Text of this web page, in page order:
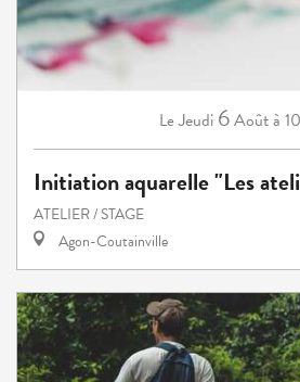
LeJeudi 6Aoûtà
Initiation aquarelle "Les
ATELIER / STAGE
Agon-Coutainville